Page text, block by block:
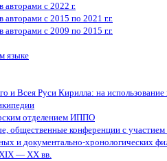
с 2022 г.
с 2015 по 2021 г.г.
с 2009 по 2015 г.г.
языке
и Всея Руси Кирилла: на
отделением ИППО
общественные конференции c
и документально-хронологических
— XX вв.